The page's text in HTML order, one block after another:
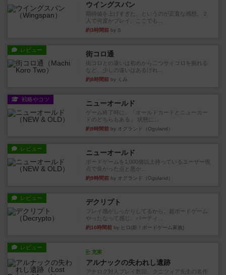
ウイングスパン
期待値を上げすぎた、というのが正直な感想。２
人で何度かプレイ。ここでも...
約3時間前 by S
レビュー 街コロ通
街コロとの違いは初めから二つサイコロを振れる
など、少しの違いはあるけれ...
約8時間前 by くみ
戦略やコツ ニューオールド
ゲーム終了時に、「オールドカードとニューカー
ドのどちらもある」 状態に...
約9時間前 by オグランド（Oguland）
レビュー ニューオールド
ボードゲームを1,000個以上持っているユーザー視
点で良かった点と悪か...
約9時間前 by オグランド（Oguland）
レビュー デクリプト
プレイ感がしっかりしてるから、超ボードゲーム
やったなって感じ。パーティ...
約10時間前 by ヒロ(新！ボードゲーム家族)
レビュー
充実
アルナックの失われし遺跡
アナログ対人プレイ数回。クニツィア先生の名作